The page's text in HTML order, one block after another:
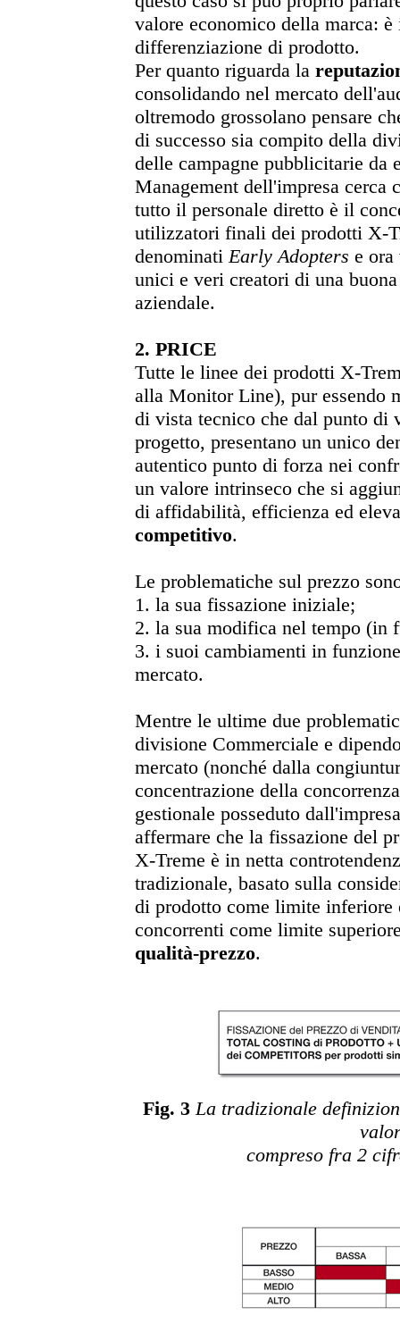
valore economico della marca:
differenziazione di prodotto.
Per quanto riguarda la
consolidando nel mercato
oltremodo grossolano pensare
di successo sia compito della
delle campagne pubblicitarie da
Management dell'impresa cerca
tutto il personale diretto è il
utilizzatori finali dei prodotti X-
denominatiEarly Adopters e
unici e veri creatori di una
aziendale.
2. PRICE
Tutte le linee dei prodotti X-
alla Monitor Line), pur essendo
di vista tecnico che dal punto di
progetto, presentano un unico
autentico punto di forza nei
un valore intrinseco che si
di affidabilità, efficienza ed
competitivo.
Le problematiche sul prezzo
1. la sua fissazione iniziale;
2. la sua modifica nel tempo (in
3. i suoi cambiamenti in
mercato.
Mentre le ultime due
divisione Commerciale e
mercato (nonché dalla
concentrazione della
gestionale posseduto
affermare che la fissazione del
X-Treme è in netta
tradizionale, basato sulla
di prodotto come limite inferiore
concorrenti come limite
qualità-prezzo.
Fig. 3 La tradizionale
compreso fra 2